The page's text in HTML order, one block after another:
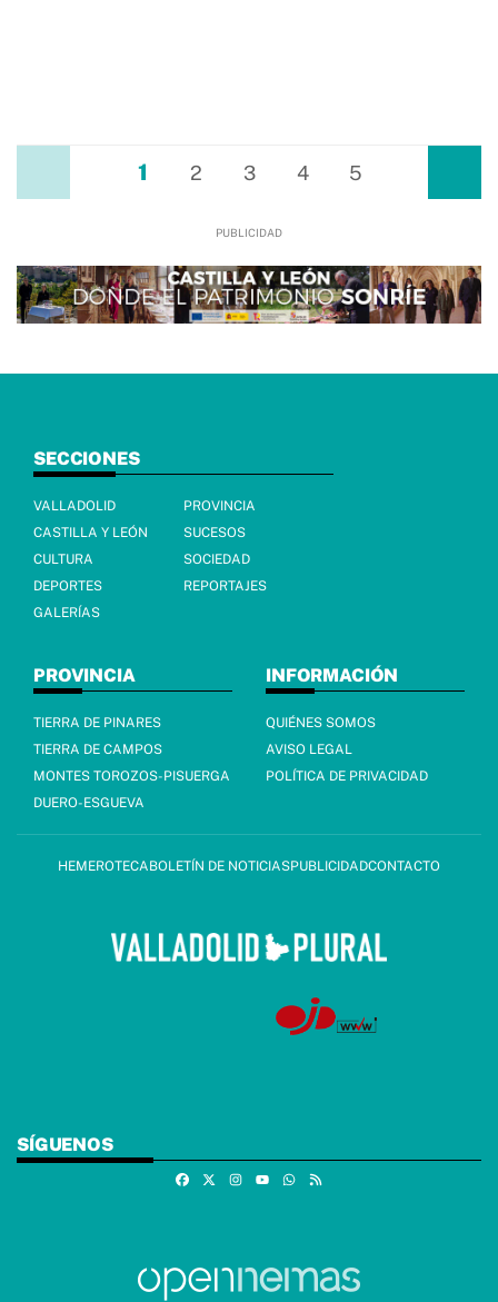
1 2 3 4 5
SECCIONES
VALLADOLID
PROVINCIA
CASTILLA Y LEÓN
SUCESOS
CULTURA
SOCIEDAD
DEPORTES
REPORTAJES
GALERÍAS
PROVINCIA
TIERRA DE PINARES
TIERRA DE CAMPOS
MONTES TOROZOS-PISUERGA
DUERO-ESGUEVA
INFORMACIÓN
QUIÉNES SOMOS
AVISO LEGAL
POLÍTICA DE PRIVACIDAD
HEMEROTECABOLETÍN DE NOTICIASPUBLICIDADCONTACTO
SÍGUENOS
FacebookInstagramWhatsapp